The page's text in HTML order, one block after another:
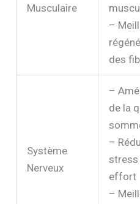
Musculaire
–
des
Système
Nerveux
–
de la
–
effort
–